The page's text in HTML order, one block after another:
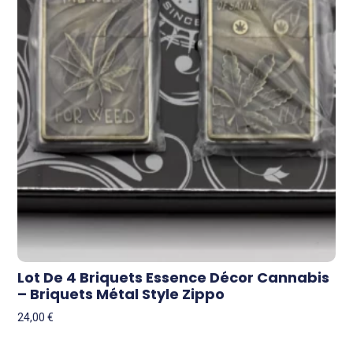
Lot De 4 Briquets Essence Décor Cannabis
– Briquets Métal Style Zippo
24,00€